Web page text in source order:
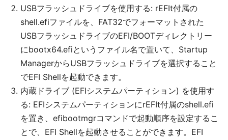
USBフラッシュドライブを使用する: rEFIt付属の
shell.efiファイルを、FAT32でフォーマットされた
USBフラッシュドライブのEFI/BOOTディレクトリー
にbootx64.efiというファイル名で置いて、Startup
ManagerからUSBフラッシュドライブを選択すること
でEFI Shellを起動できます。
内蔵ドライブ (EFIシステムパーティション) を使用す
る: EFIシステムパーティションにrEFIt付属のshell.efi
を置き、efibootmgrコマンドで起動順序を設定するこ
とで、EFI Shellを起動させることができます。EFI